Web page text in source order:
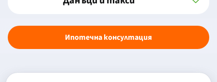
Ипотечна консултация